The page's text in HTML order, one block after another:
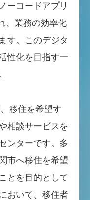
ーコードアプリ
、業務の効率化
す。このデジタ
性化を目指す一
移住を希望す
相談サービスを
ンターです。多
市へ移住を希望
とを目的として
おいて、移住者